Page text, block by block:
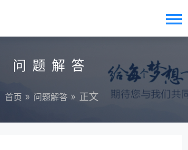
问题解答
首页 » 问题解答 » 正文